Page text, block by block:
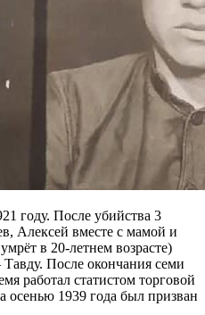
году. После убийства 3
Алексей вместе с мамой и
в 20-летнем возрасте)
После окончания семи
работал статистом торговой
осенью 1939 года был призван